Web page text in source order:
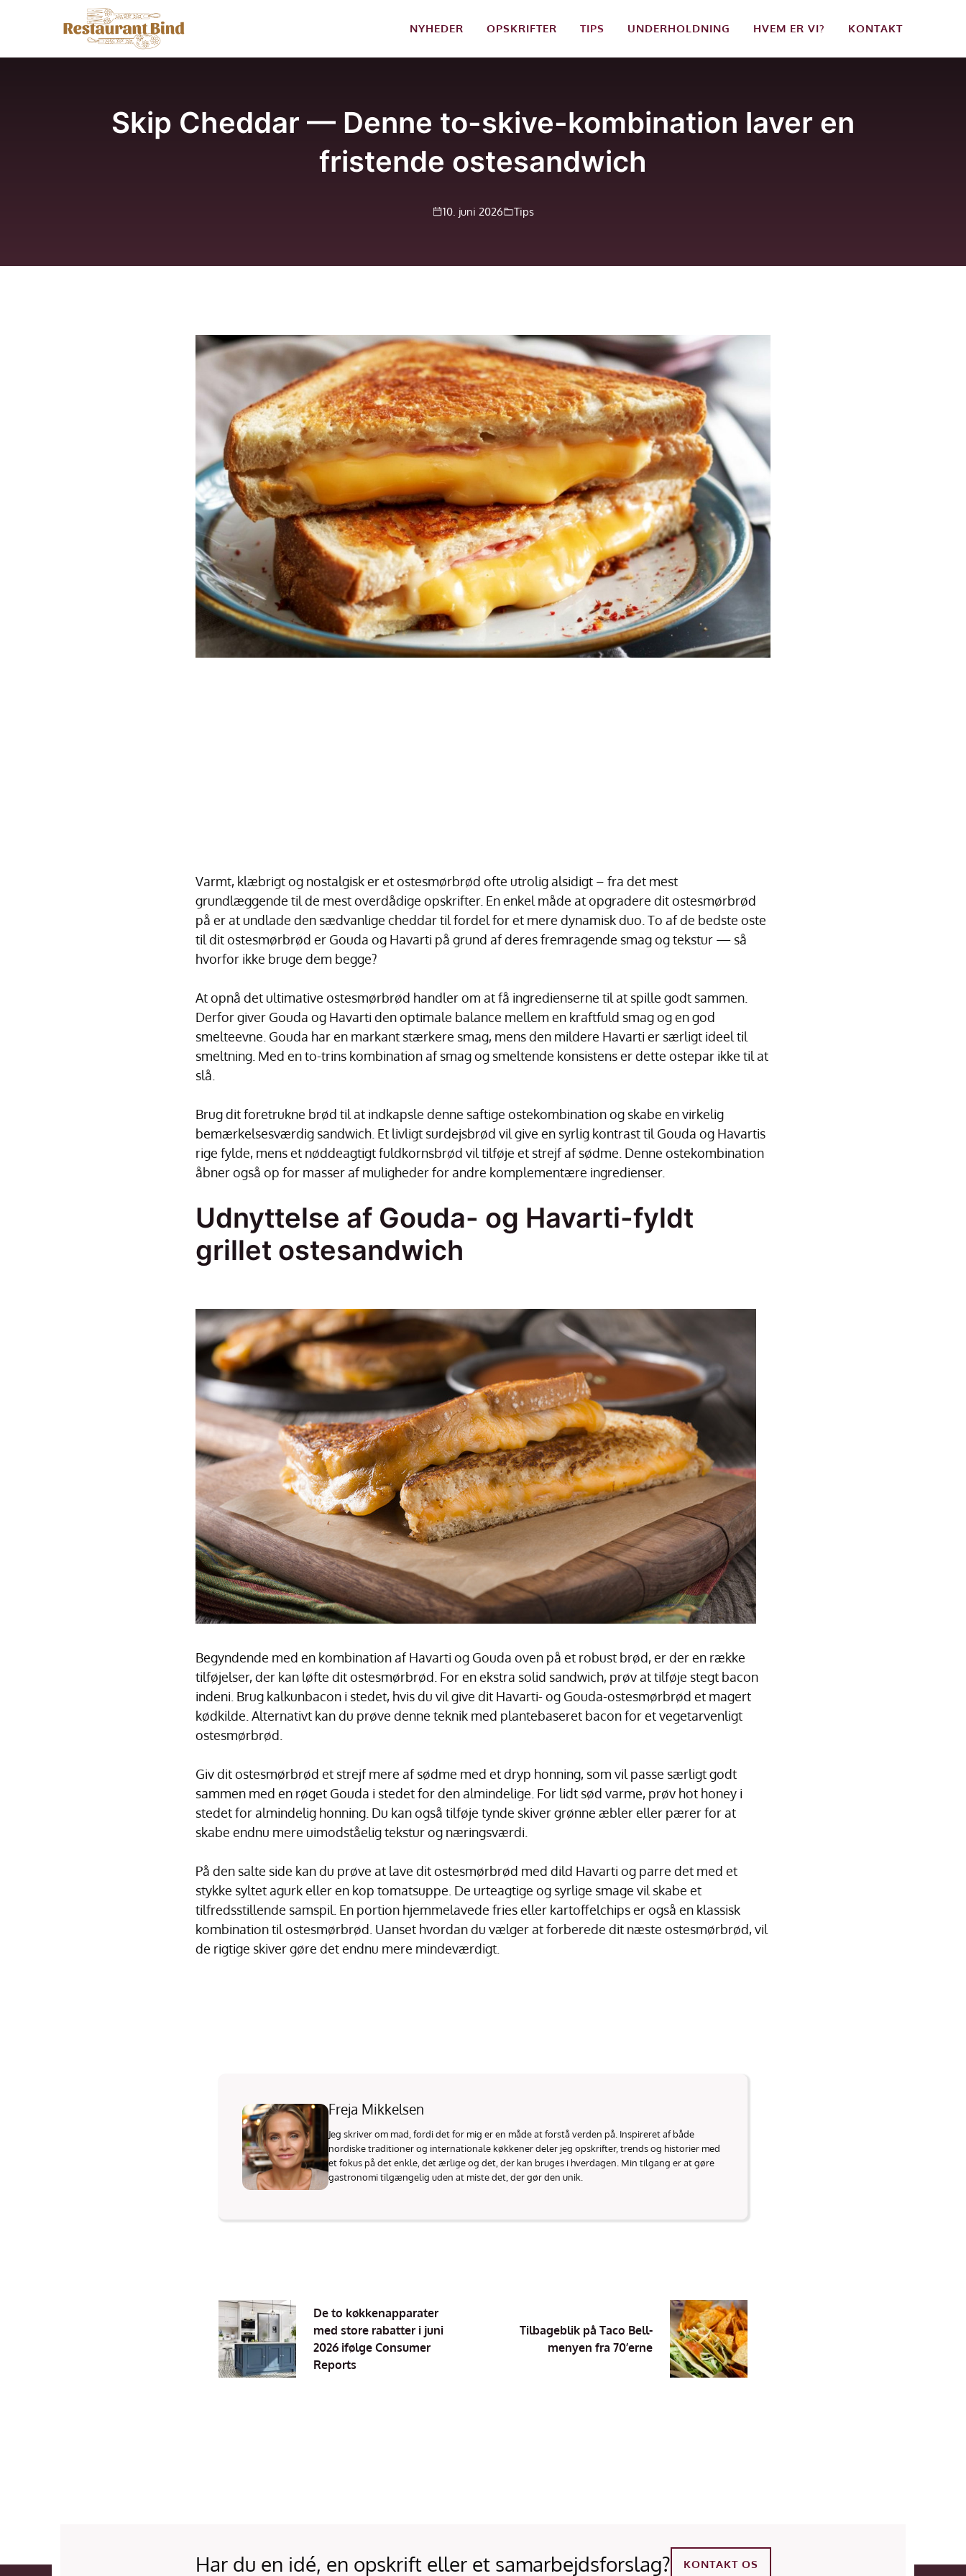
NYHEDER OPSKRIFTER TIPS UNDERHOLDNING HVEM ER VI? KONTAKT
Skip Cheddar — Denne to-skive-kombination laver en
fristende ostesandwich
10. juni 2026 Tips
Varmt, klæbrigt og nostalgisk er et ostesmørbrød ofte utrolig alsidigt – fra det mest
grundlæggende til de mest overdådige opskrifter. En enkel måde at opgradere dit ostesmørbrød
på er at undlade den sædvanlige cheddar til fordel for et mere dynamisk duo. To af de bedste oste
til dit ostesmørbrød er Gouda og Havarti på grund af deres fremragende smag og tekstur — så
hvorfor ikke bruge dem begge?
At opnå det ultimative ostesmørbrød handler om at få ingredienserne til at spille godt sammen.
Derfor giver Gouda og Havarti den optimale balance mellem en kraftfuld smag og en god
smelteevne. Gouda har en markant stærkere smag, mens den mildere Havarti er særligt ideel til
smeltning. Med en to-trins kombination af smag og smeltende konsistens er dette ostepar ikke til at
slå.
Brug dit foretrukne brød til at indkapsle denne saftige ostekombination og skabe en virkelig
bemærkelsesværdig sandwich. Et livligt surdejsbrød vil give en syrlig kontrast til Gouda og Havartis
rige fylde, mens et nøddeagtigt fuldkornsbrød vil tilføje et strejf af sødme. Denne ostekombination
åbner også op for masser af muligheder for andre komplementære ingredienser.
Udnyttelse af Gouda- og Havarti-fyldt
grillet ostesandwich
Begyndende med en kombination af Havarti og Gouda oven på et robust brød, er der en række
tilføjelser, der kan løfte dit ostesmørbrød. For en ekstra solid sandwich, prøv at tilføje stegt bacon
indeni. Brug kalkunbacon i stedet, hvis du vil give dit Havarti- og Gouda-ostesmørbrød et magert
kødkilde. Alternativt kan du prøve denne teknik med plantebaseret bacon for et vegetarvenligt
ostesmørbrød.
Giv dit ostesmørbrød et strejf mere af sødme med et dryp honning, som vil passe særligt godt
sammen med en røget Gouda i stedet for den almindelige. For lidt sød varme, prøv hot honey i
stedet for almindelig honning. Du kan også tilføje tynde skiver grønne æbler eller pærer for at
skabe endnu mere uimodståelig tekstur og næringsværdi.
På den salte side kan du prøve at lave dit ostesmørbrød med dild Havarti og parre det med et
stykke syltet agurk eller en kop tomatsuppe. De urteagtige og syrlige smage vil skabe et
tilfredsstillende samspil. En portion hjemmelavede fries eller kartoffelchips er også en klassisk
kombination til ostesmørbrød. Uanset hvordan du vælger at forberede dit næste ostesmørbrød, vil
de rigtige skiver gøre det endnu mere mindeværdigt.
Freja Mikkelsen
Jeg skriver om mad, fordi det for mig er en måde at forstå verden på. Inspireret af både
nordiske traditioner og internationale køkkener deler jeg opskrifter, trends og historier med
et fokus på det enkle, det ærlige og det, der kan bruges i hverdagen. Min tilgang er at gøre
gastronomi tilgængelig uden at miste det, der gør den unik.
De to køkkenapparater
med store rabatter i juni
2026 ifølge Consumer
Reports
Tilbageblik på Taco Bell-
menyen fra 70’erne
Har du en idé, en opskrift eller et samarbejdsforslag? KONTAKT OS